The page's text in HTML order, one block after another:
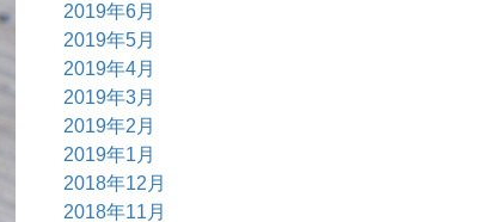
2019年6月
2019年5月
2019年4月
2019年3月
2019年2月
2019年1月
2018年12月
2018年11月